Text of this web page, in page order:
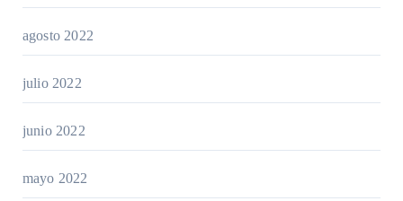
agosto 2022
julio 2022
junio 2022
mayo 2022